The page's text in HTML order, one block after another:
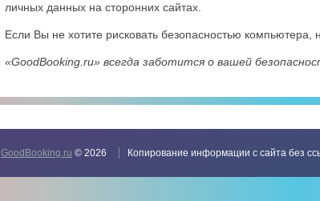
личных данных на сторонних сайтах.
Если Вы не хотите рисковать безопасностью компьютера,
«GoodBooking.ru» всегда заботится о вашей
GoodBooking.ru © 2026 Копирование информации с сайта без